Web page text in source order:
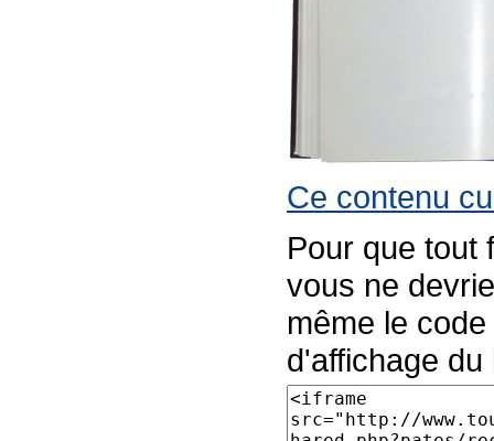
Ce contenu
Pour que tout
vous ne
même le
d'affichage du